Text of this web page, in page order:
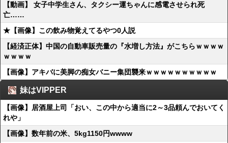
【動画】 女子中学生さん、タクシー運ちゃんに感電させられ死
亡……
★【画像】この飲み物覚えてるやつ0人説
【経済正体】中国の自動車販売量の『水増し方法』がこちらｗｗｗｗ
ｗｗｗｗ
【画像】アキバに美脚の痴女バニー集団襲来ｗｗｗｗｗｗｗｗｗｗ
妹はVIPPER
【画像】居酒屋上司「おい、この中から適当に2～3品頼んでおいてく
れや」
【画像】数年前の米、5kg1150円wwww